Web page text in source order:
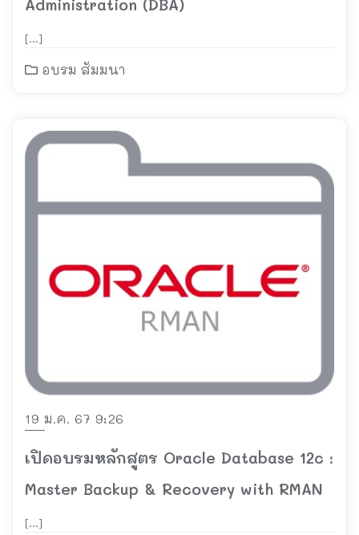
Administration (DBA)
[…]
อบรม สัมมนา
19 ม.ค. 67 9:26
เปิดอบรมหลักสูตร Oracle Database 12c :
Master Backup & Recovery with RMAN
[…]